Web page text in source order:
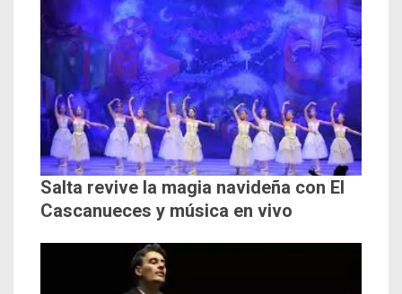
Salta revive la magia navideña con El
Cascanueces y música en vivo